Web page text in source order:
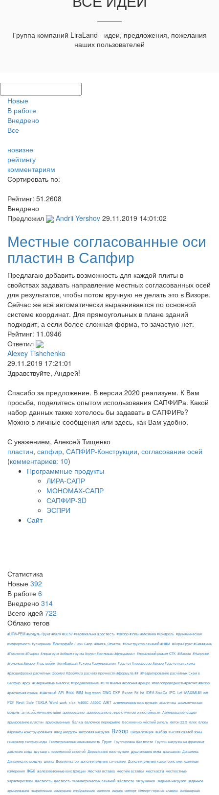
Группа компаний LiraLand - идеи, предложения, пожелания
наших пользователей
Новые
В работе
Внедрено
Все
новизне
рейтингу
комментариям
Сортировать по:
Рейтинг: 51.2608
Внедрено
Предложил
Andrii Yershov 29.11.2019 14:01:02
Местные согласованные оси
пластин в Сапфир
Предлагаю добавить возможность для каждой плиты в
свойствах задавать направление местных согласованных осей
для результатов, чтобы потом вручную не делать это в Визоре.
Сейчас же всё автоматически выравнивается по основной
системе координат. Для прямоугольных в плане зданий
подходит, а если более сложная форма, то зачастую нет.
Рейтинг: 11.0946
Ответил
Alexey Tishchenko
29.11.2019 17:21:01
Здравствуйте, Андрей!
Спасибо за предложение. В версии 2020 реализуем. К Вам
просьба, поделитесь опытом использования САПФИРа. Какой
набор данных также хотелось бы задавать в САПФИРе?
Можно в личные сообщения или здесь, как Вам удобно.
С уважением, Алексей Тищенко
пластин, сапфир, САПФИР-Конструкции, согласование осей
(комментариев: 10)
Программные продукты
ЛИРА-САПР
МОНОМАХ-САПР
САПФИР-3D
ЭСПРИ
Сайт
Статистика
Новые 392
В работе 6
Внедрено 314
Всего идей 722
Облако тегов
#LIRA-FEM #модуль Ґрунт #паля #СЕ57 #вертикальна жорсткість #Визор #Узлы #Мозаика #Контроль #Динамическая
комфортность #ускорение #Интерфейс Лиры Сапр #Книга_Отчетов #Конструктор сечений #НДМ #Лира-Грунт #Скважина
#Геология #Разрез #лирагрунт #объем грунта #грунт #котлован #фундамент #локальный режим СТК #Массы #Нагрузки
#гололед #визор #настройки #огибающая #схема #армирования #расчет #процессор #визор #расчетная схема
#расшифровка расчетных формул #формула расчета прочности #формула ## #Редактирование расчётных схем в
Сапфир #рсу #Стержневые аналоги; #Продавливание #СТК #балка #колонна #ребро #теплопроводность#расчет #визор
#расчетная схема #Шаговый API B500 BIM bug report DWG DXF Export Fd hd IDEA StatiCa IFC Lef MAXIMUM odt
PDF Revit Safe TEKLA Word work xlsx А400С А500С АЖТ алюминиевые конструкции аналитика аналитическая
модель антисейсмические швы армирование армирование в лире с учетом огнестойкости Армирование кладки
армирование пластин армокаменные балка балочное перекрытие Бесконечно жёсткий ригель бетон 22.5 блок блоки
варианты конструирования ввод нагрузок ветровая нагрузка Визор Визуализация выбор высота сжатой зоны
генератор сапфир ноды Геометрическая изменяемость Грунт Группировка Жесткости Группы нагрузок на фрагмент
давление вода двутавр с переменной высотой Деревянные конструкции диалоговые окна диапазоны Динамика
Динамика по модулю длина Документатор дополнительные сочетания Дополнительные характеристики единицы
измерения ЖБК железобетонные конструкции Жесткая вставка жесткие вставки жесткости жесткостные
характеристики Жесткость Жесткость параметрических сечений жёсткости загружения Задание нагрузок Заданное
армирование закрепление измерение изображения изополя иконка импорт Импорт горячих клавиш инженерная